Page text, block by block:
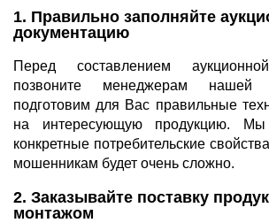
1. Правильно заполняйте
документацию
Перед составлением
позвоните менеджерам
подготовим для Вас правильные
на интересующую продукцию.
конкретные потребительские
мошенникам будет очень сложно.
2. Заказывайте поставку
монтажом